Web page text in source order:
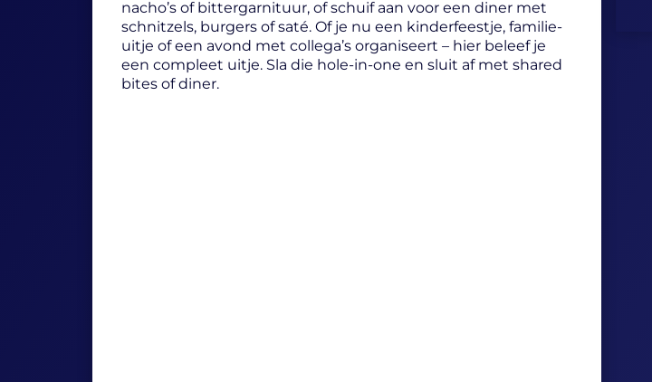
nacho’s of bittergarnituur, of schuif aan voor een diner met
schnitzels, burgers of saté. Of je nu een kinderfeestje, familie-
uitje of een avond met collega’s organiseert – hier beleef je
een compleet uitje. Sla die hole-in-one en sluit af met shared
bites of diner.